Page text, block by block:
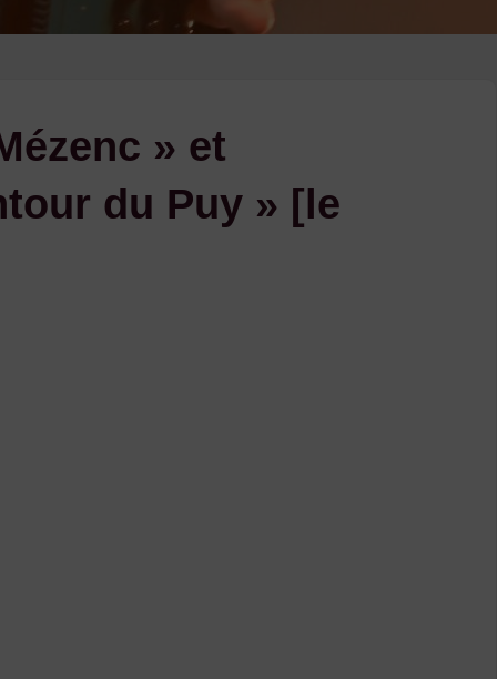
» et
du Puy » [le